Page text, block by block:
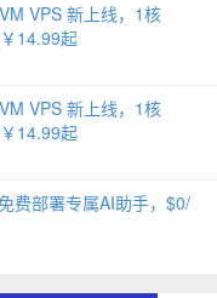
VPS 新上线，1核
14.99起
VPS 新上线，1核
14.99起
费部署专属AI助手，$0/